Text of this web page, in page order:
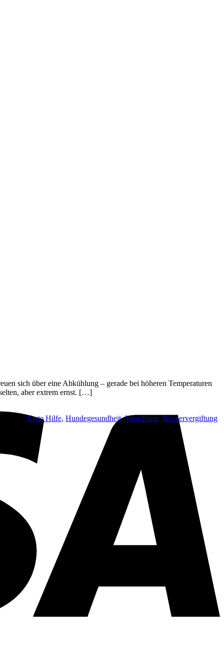
sich über eine Abkühlung – gerade bei höheren Temperaturen
aber extrem ernst. […]
Erste Hilfe, Hundegesundheit,Vergiftung Wasservergiftung